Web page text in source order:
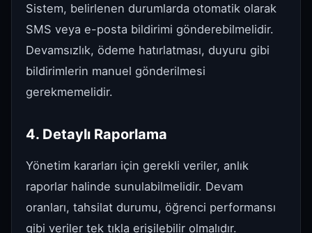
Sistem, belirlenen durumlarda otomatik olarak
SMS veya e-posta bildirimi gönderebilmelidir.
Devamsızlık, ödeme hatırlatması, duyuru gibi
bildirimlerin manuel gönderilmesi
gerekmemelidir.
4. Detaylı Raporlama
Yönetim kararları için gerekli veriler, anlık
raporlar halinde sunulabilmelidir. Devam
oranları, tahsilat durumu, öğrenci performansı
gibi veriler tek tıkla erişilebilir olmalıdır.